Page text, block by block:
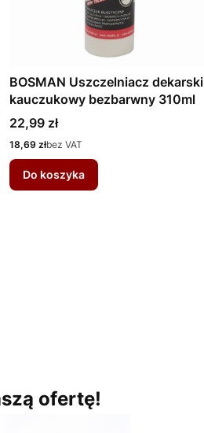
BOSMAN Uszczelniacz dekarski
kauczukowy bezbarwny 310ml
Cena
22,99 zł
Cena
18,69 złbez VAT
Do koszyka
ofertę!